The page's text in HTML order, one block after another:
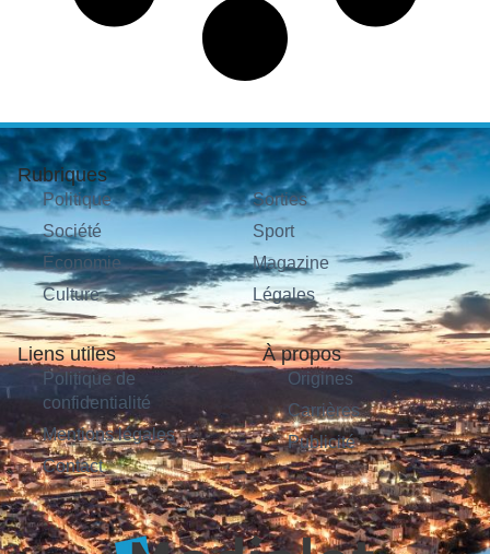
Rubriques
Politique
Société
Économie
Culture
Sorties
Sport
Magazine
Légales
Liens utiles
Politique de
confidentialité
Mentions légales
Contact
À propos
Origines
Carrières
Publicité